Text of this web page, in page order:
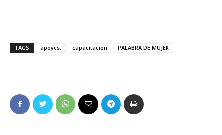
TAGS apoyos. capacitación PALABRA DE MUJER